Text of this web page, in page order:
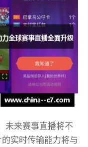
未来赛事直播将不
实时传输能力将与